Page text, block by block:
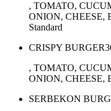
, TOMATO,
ONION, CHEESE,
Standard
CRISPY BURGER
, TOMATO,
ONION, CHEESE,
SERBEKON